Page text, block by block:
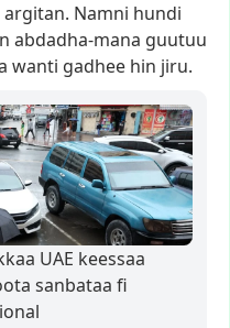
argitan. Namni hundi
abdadha-mana guutuu
wanti gadhee hin jiru.
UAE keessaa
sanbataa fi